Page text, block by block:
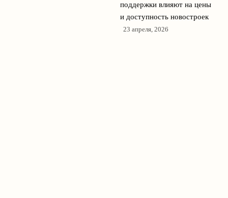
поддержки влияют на цены
и доступность новостроек
23 апреля, 2026